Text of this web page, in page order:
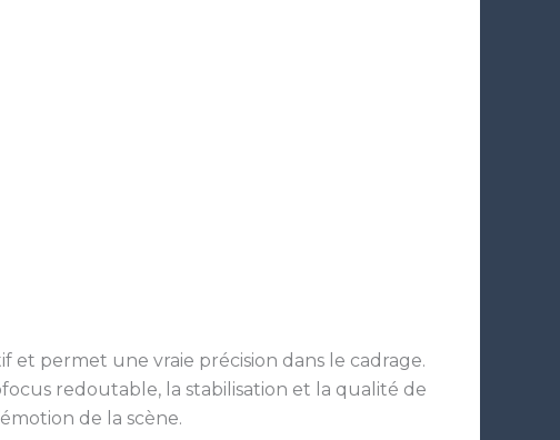
et permet une vraie précision dans le cadrage.
redoutable, la stabilisation et la qualité de
de la scène.